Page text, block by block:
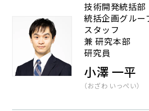
技術開発統括部
統括企画グルー
スタッフ
兼 研究本部
研究員
小澤 一平
（おざわ いっぺい）